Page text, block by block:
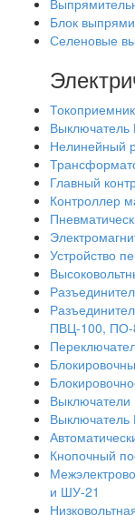
Блок
Селеновые
Нелинейный
Главный
Контроллер
Устройство
ПВЦ-100, ПО-
Выключатели
Выключатель
Кнопочный
и ШУ-21